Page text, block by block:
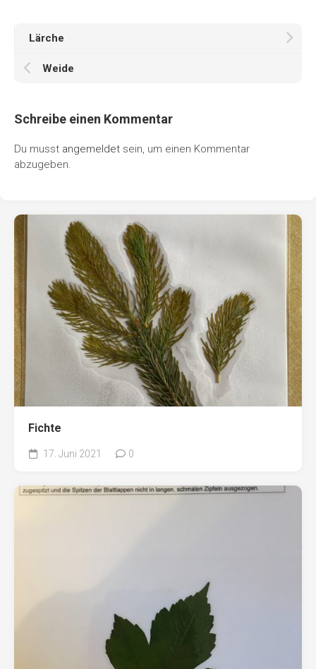
Lärche
Weide
Schreibe einen Kommentar
Du musst angemeldet sein, um einen Kommentar
abzugeben.
Fichte
17. Juni 2021 0